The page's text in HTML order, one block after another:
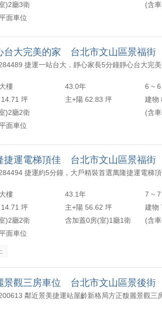
)2廳3衛
(含
面車位
台大完美的家 台北市文山區景福街
樓 43.0年
6 ~
坪
主+陽 62.83 坪
建物
)2廳2衛
(含
面車位
捷運電梯頂佳 台北市文山區景福街
樓 43.1年
7 ~
坪
主+陽 56.62 坪
建物
)2廳2衛
含加蓋0房(室)1廳1衛
(含
面車位
景觀三房車位 台北市文山區景後街